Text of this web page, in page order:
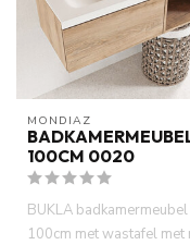
MONDIAZ
100CM 0020
BUKLA badkamermeubel
100cm met wastafel met